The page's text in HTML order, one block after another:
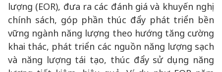
lượng (EOR), đưa ra các đánh giá và khuyến nghị
chính sách, góp phần thúc đẩy phát triển bền
vững ngành năng lượng theo hướng tăng cường
khai thác, phát triển các nguồn năng lượng sạch
và năng lượng tái tạo, thúc đẩy sử dụng năng